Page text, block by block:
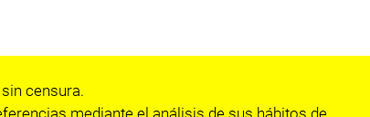
censura.
mediante el análisis de sus hábitos de